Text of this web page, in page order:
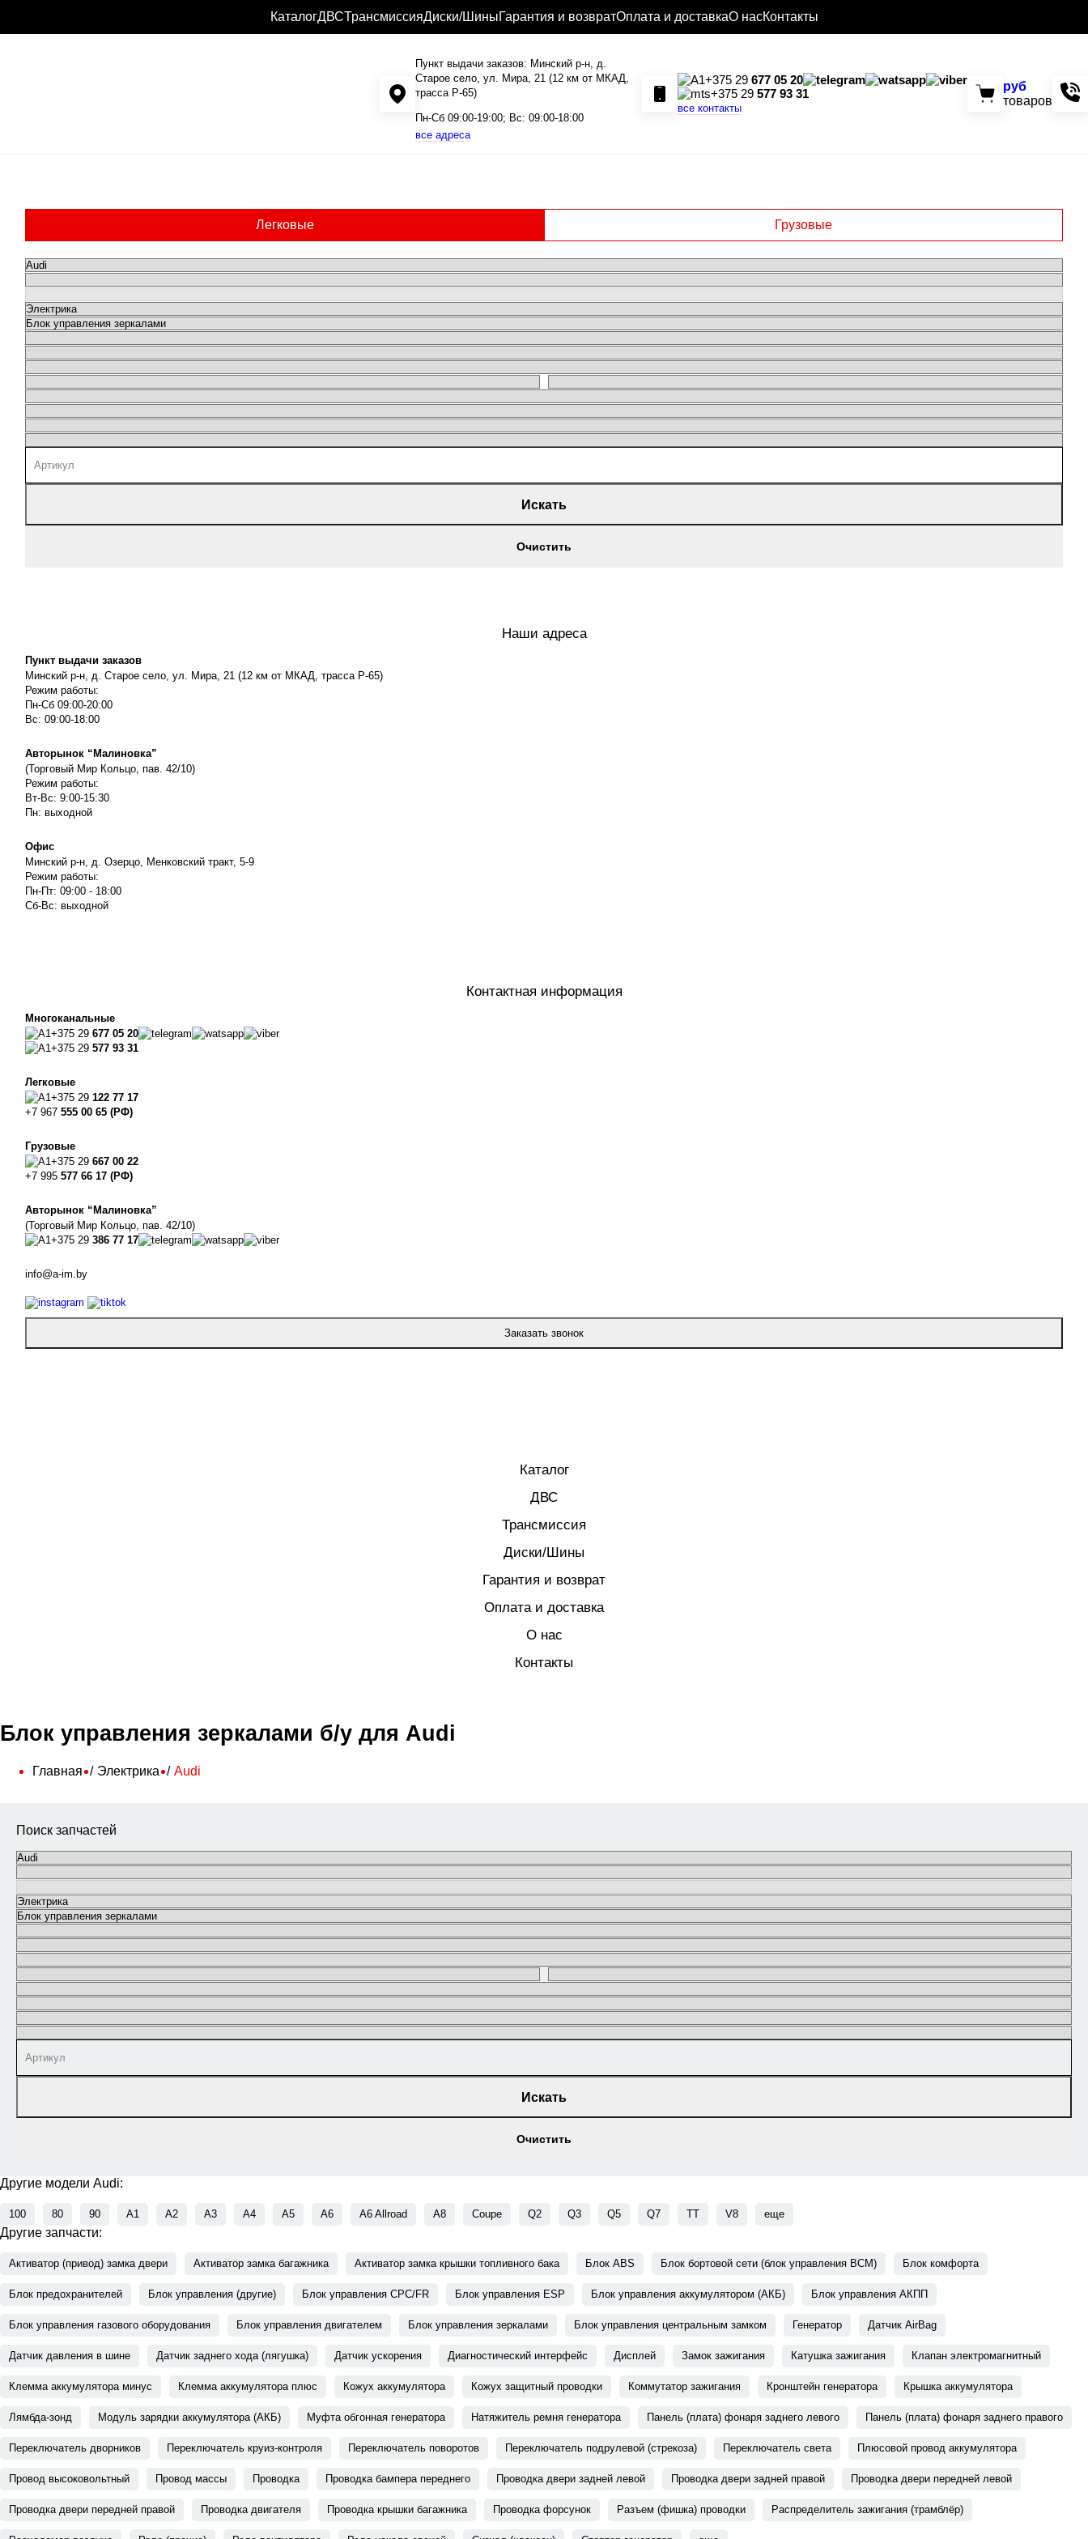
КаталогДВСТрансмиссияДиски/ШиныГарантия и возвратОплата и доставкаО насКонтакты
Пункт выдачи заказов: Минский р-н, д.
Старое село, ул. Мира, 21 (12 км от МКАД,
трасса P-65)
Пн-Сб 09:00-19:00; Вс: 09:00-18:00
все адреса
+375 29 677 05 20
+375 29 577 93 31
все контакты
руб
товаров
Легковые Грузовые
Искать
Очистить
Наши адреса
Пункт выдачи заказов
Минский р-н, д. Старое село, ул. Мира, 21 (12 км от МКАД, трасса P-65)
Режим работы:
Пн-Сб 09:00-20:00
Вс: 09:00-18:00
Авторынок “Малиновка”
(Торговый Мир Кольцо, пав. 42/10)
Режим работы:
Вт-Вс: 9:00-15:30
Пн: выходной
Офис
Минский р-н, д. Озерцо, Менковский тракт, 5-9
Режим работы:
Пн-Пт: 09:00 - 18:00
Сб-Вс: выходной
Контактная информация
Многоканальные
+375 29 677 05 20
+375 29 577 93 31
Легковые
+375 29 122 77 17
+7 967 555 00 65 (РФ)
Грузовые
+375 29 667 00 22
+7 995 577 66 17 (РФ)
Авторынок “Малиновка”
(Торговый Мир Кольцо, пав. 42/10)
+375 29 386 77 17
info@a-im.by
Заказать звонок
Каталог
ДВС
Трансмиссия
Диски/Шины
Гарантия и возврат
Оплата и доставка
О нас
Контакты
Блок управления зеркалами б/у для Audi
Главная Электрика Audi
Поиск запчастей
Искать
Очистить
Другие модели Audi:
100 80 90 A1 A2 A3 A4 A5 A6 A6 Allroad A8 Coupe Q2 Q3 Q5 Q7 TT V8 еще
Другие запчасти:
Активатор (привод) замка двери Активатор замка багажника Активатор замка крышки топливного бака Блок ABS Блок бортовой сети (блок управления BCM) Блок комфорта
Блок предохранителей Блок управления (другие) Блок управления CPC/FR Блок управления ESP Блок управления аккумулятором (АКБ) Блок управления АКПП
Блок управления газового оборудования Блок управления двигателем Блок управления зеркалами Блок управления центральным замком Генератор Датчик AirBag
Датчик давления в шине Датчик заднего хода (лягушка) Датчик ускорения Диагностический интерфейс Дисплей Замок зажигания Катушка зажигания Клапан электромагнитный
Клемма аккумулятора минус Клемма аккумулятора плюс Кожух аккумулятора Кожух защитный проводки Коммутатор зажигания Кронштейн генератора Крышка аккумулятора
Лямбда-зонд Модуль зарядки аккумулятора (АКБ) Муфта обгонная генератора Натяжитель ремня генератора Панель (плата) фонаря заднего левого Панель (плата) фонаря заднего правого
Переключатель дворников Переключатель круиз-контроля Переключатель поворотов Переключатель подрулевой (стрекоза) Переключатель света Плюсовой провод аккумулятора
Провод высоковольтный Провод массы Проводка Проводка бампера переднего Проводка двери задней левой Проводка двери задней правой Проводка двери передней левой
Проводка двери передней правой Проводка двигателя Проводка крышки багажника Проводка форсунок Разъем (фишка) проводки Распределитель зажигания (трамблёр)